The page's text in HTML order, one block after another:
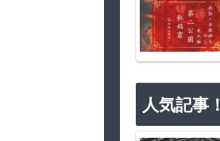
人気記事！